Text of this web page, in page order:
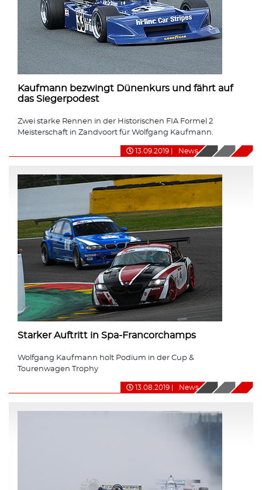
Kaufmann bezwingt Dünenkurs und fährt auf
das Siegerpodest
Zwei starke Rennen in der Historischen FIA Formel 2
Meisterschaft in Zandvoort für Wolfgang Kaufmann.
13.09.2019 News
Starker Auftritt in Spa-Francorchamps
Wolfgang Kaufmann holt Podium in der Cup &
Tourenwagen Trophy
13.08.2019 News